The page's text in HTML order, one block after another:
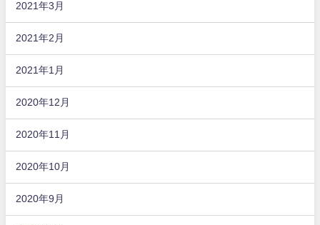
2021年3月
2021年2月
2021年1月
2020年12月
2020年11月
2020年10月
2020年9月